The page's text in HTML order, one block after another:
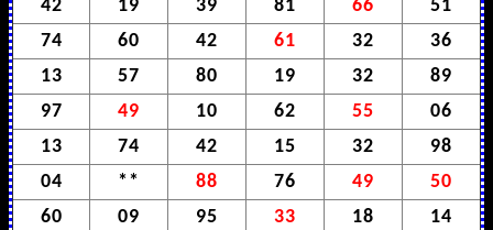
42
19 39 81 66
51
74
60 42 61 32
36
13
57 80 19 32
89
97
49 10 62 55
06
13
74 42 15 32
98
04
** 88 76 49
50
60
09 95 33 18
14